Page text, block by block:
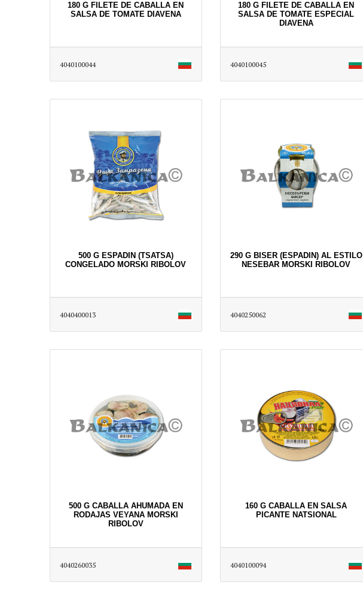
180 G FILETE DE CABALLA EN
SALSA DE TOMATE DIAVENA
4040100044
180 G FILETE DE CABALLA EN
SALSA DE TOMATE ESPECIAL
DIAVENA
4040100045
500 G ESPADIN (TSATSA)
CONGELADO MORSKI RIBOLOV
4040400013
290 G BISER (ESPADIN) AL ESTILO
NESEBAR MORSKI RIBOLOV
4040250062
500 G CABALLA AHUMADA EN
RODAJAS VEYANA MORSKI
RIBOLOV
4040260035
160 G CABALLA EN SALSA
PICANTE NATSIONAL
4040100094